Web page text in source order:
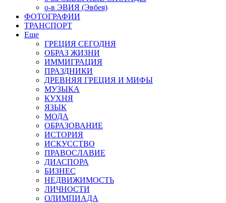
о-в ЭВИЯ (Эвбея)
ФОТОГРАФИИ
ТРАНСПОРТ
Еще
ГРЕЦИЯ СЕГОДНЯ
ОБРАЗ ЖИЗНИ
ИММИГРАЦИЯ
ПРАЗДНИКИ
ДРЕВНЯЯ ГРЕЦИЯ И МИФЫ
МУЗЫКА
КУХНЯ
ЯЗЫК
МОДА
ОБРАЗОВАНИЕ
ИСТОРИЯ
ИСКУССТВО
ПРАВОСЛАВИЕ
ДИАСПОРА
БИЗНЕС
НЕДВИЖИМОСТЬ
ЛИЧНОСТИ
ОЛИМПИАДА